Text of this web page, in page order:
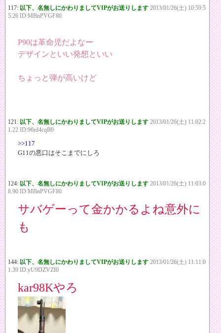
117: 以下、名無しにかわりましてVIPがお送りします 2013/01/26(土) 10:59:5
5.26 ID:MBnPVGF80
P90は革命児だよなー
デザインといい発想といい
ちょっと弾が高いけど
121: 以下、名無しにかわりましてVIPがお送りします 2013/01/26(土) 11:02:2
1.22 ID:96rd4cqB0
>>117
G11の悪口はそこまでにしろ
124: 以下、名無しにかわりましてVIPがお送りします 2013/01/26(土) 11:03:0
8.90 ID:MBnPVGF80
サバゲーって金かかるよね意外に
も
144: 以下、名無しにかわりましてVIPがお送りします 2013/01/26(土) 11:11:0
1.39 ID:yU9DZVZI0
kar98Kやろ